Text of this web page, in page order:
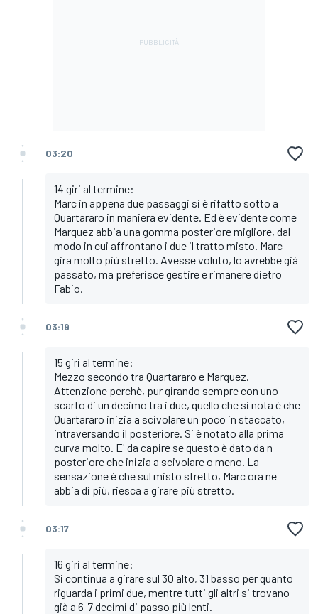
03:20
14 giri al termine:
Marc in appena due passaggi si è rifatto sotto a
Quartararo in maniera evidente. Ed è evidente come
Marquez abbia una gomma posteriore migliore, dal
modo in cui affrontano i due il tratto misto. Marc
gira molto più stretto. Avesse voluto, lo avrebbe già
passato, ma preferisce gestire e rimanere dietro
Fabio.
03:19
15 giri al termine:
Mezzo secondo tra Quartararo e Marquez.
Attenzione perchè, pur girando sempre con uno
scarto di un decimo tra i due, quello che si nota è che
Quartararo inizia a scivolare un poco in staccato,
intraversando il posteriore. Si è notato alla prima
curva molto. E' da capire se questo è dato da n
posteriore che inizia a scivolare o meno. La
sensazione è che sul misto stretto, Marc ora ne
abbia di più, riesca a girare più stretto.
03:17
16 giri al termine:
Si continua a girare sul 30 alto, 31 basso per quanto
riguarda i primi due, mentre tutti gli altri si trovano
già a 6-7 decimi di passo più lenti.